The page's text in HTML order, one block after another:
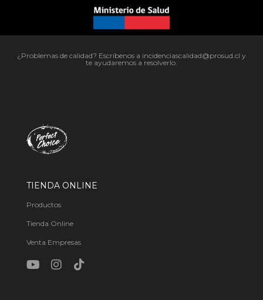
¿Problemas de calidad? Escríbenos a incidenciascalidad@prosud.cl y
te ayudaremos a resolverlo.
TIENDA ONLINE
Productos
Tienda Online
Venta Empresas